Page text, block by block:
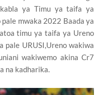
kabla ya Timu ya taifa ya
mwaka 2022 Baada ya
timu ya taifa ya Ureno
pale URUSI,Ureno wakiwa
wakiwemo akina Cr7
na kadharika.